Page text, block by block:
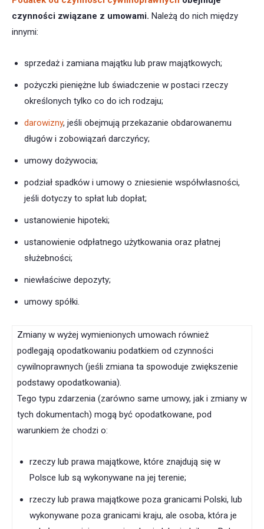
czynności związane z umowami. Należą do nich między
innymi:
sprzedaż i zamiana majątku lub praw majątkowych;
pożyczki pieniężne lub świadczenie w postaci rzeczy
określonych tylko co do ich rodzaju;
darowizny, jeśli obejmują przekazanie obdarowanemu
długów i zobowiązań darczyńcy;
umowy dożywocia;
podział spadków i umowy o zniesienie współwłasności,
jeśli dotyczy to spłat lub dopłat;
ustanowienie hipoteki;
ustanowienie odpłatnego użytkowania oraz płatnej
służebności;
niewłaściwe depozyty;
umowy spółki.
Zmiany w wyżej wymienionych umowach również
podlegają opodatkowaniu podatkiem od czynności
cywilnoprawnych (jeśli zmiana ta spowoduje zwiększenie
podstawy opodatkowania).
Tego typu zdarzenia (zarówno same umowy, jak i zmiany w
tych dokumentach) mogą być opodatkowane, pod
warunkiem że chodzi o:
rzeczy lub prawa majątkowe, które znajdują się w
Polsce lub są wykonywane na jej terenie;
rzeczy lub prawa majątkowe poza granicami Polski, lub
wykonywane poza granicami kraju, ale osoba, która je